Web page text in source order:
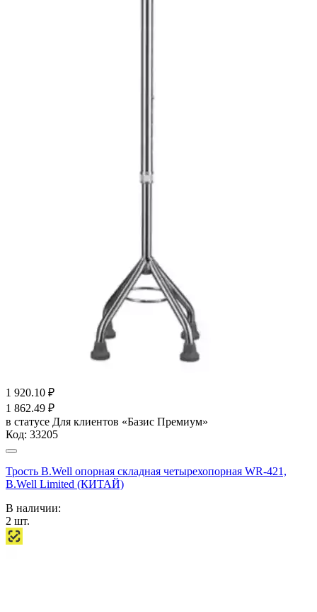
1 920.10 ₽
1 862.49 ₽
в статусе Для клиентов «Базис Премиум»
Код: 33205
Трость B.Well опорная складная четырехопорная WR-421,
B.Well Limited (КИТАЙ)
В наличии:
2 шт.